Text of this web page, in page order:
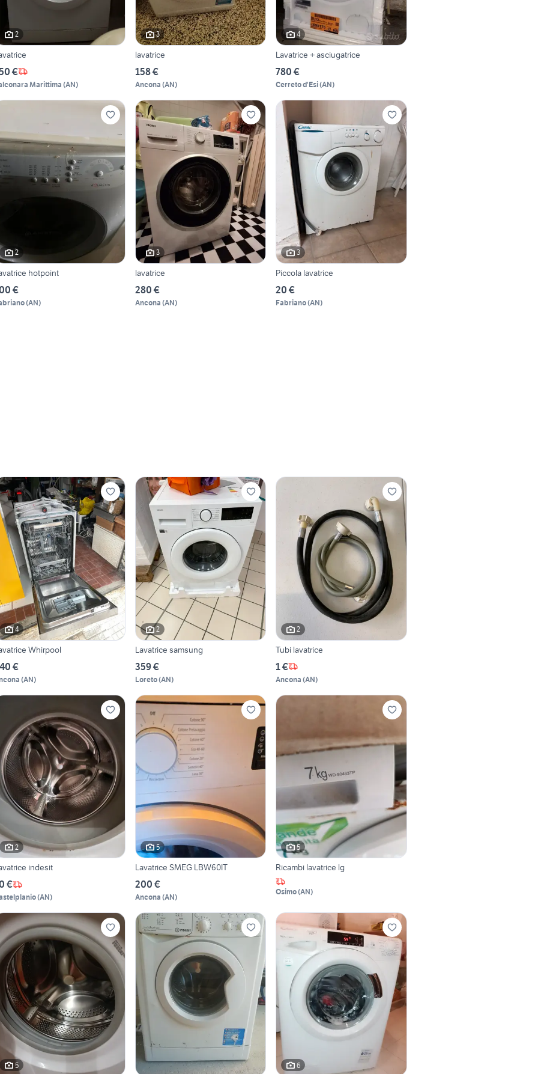
2
€
Marittima (AN)
3
lavatrice
158 €
Ancona (AN)
4
Lavatrice + asciugatrice
780 €
Cerreto d'Esi(AN)
2
hotpoint
€
(AN)
3
lavatrice
280 €
Ancona (AN)
3
Piccola lavatrice
20 €
Fabriano(AN)
4
Whirpool
€
(AN)
2
Lavatrice samsung
359 €
Loreto(AN)
2
Tubi lavatrice
1 €
Ancona (AN)
2
indesit
€
(AN)
5
Lavatrice SMEG LBW60IT
200 €
Ancona (AN)
5
Ricambi lavatrice lg
Osimo(AN)
5 6